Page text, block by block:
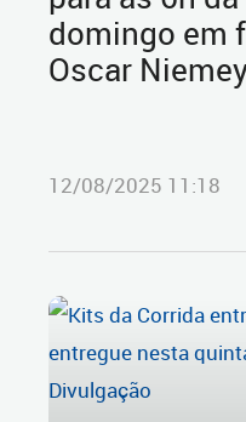
domingo em
Oscar
12/08/2025 11:18